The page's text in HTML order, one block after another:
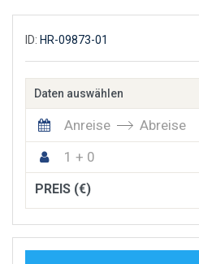
ID: HR-09873-01
Daten auswählen
Anreise
Abreise
1 + 0
PREIS (€)